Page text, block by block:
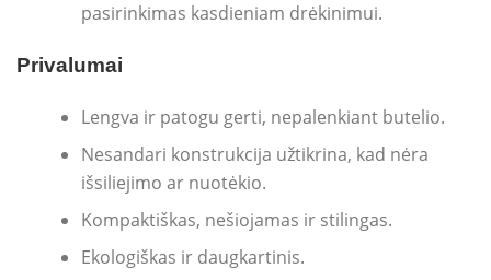
pasirinkimas kasdieniam drėkinimui.
Privalumai
Lengva ir patogu gerti, nepalenkiant butelio.
Nesandari konstrukcija užtikrina, kad nėra
išsiliejimo ar nuotėkio.
Kompaktiškas, nešiojamas ir stilingas.
Ekologiškas ir daugkartinis.